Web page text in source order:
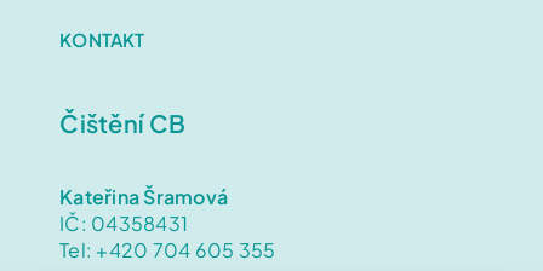
KONTAKT
Čištění CB
Kateřina Šramová
IČ: 04358431
Tel: +420 704 605 355